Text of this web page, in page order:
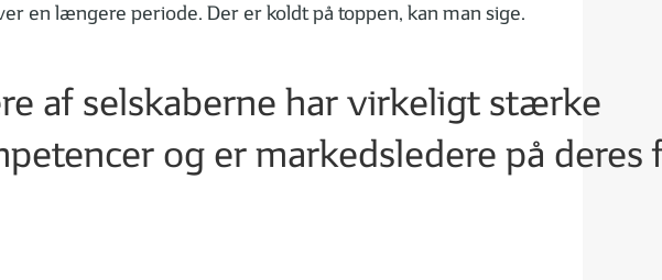
en længere periode. Der er koldt på toppen, kan man sige.
af selskaberne har virkeligt stærke
og er markedsledere på deres